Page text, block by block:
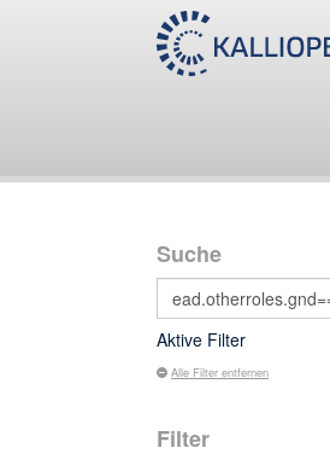
Suche
Aktive Filter
Alle Filter entfernen
Filter